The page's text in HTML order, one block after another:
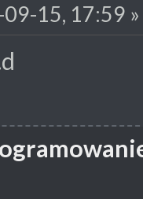
15, 17:59 »